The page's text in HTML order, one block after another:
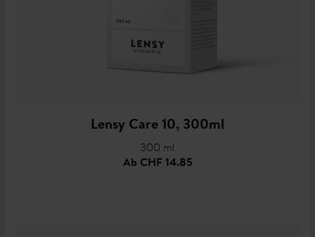
Lensy Care 10, 300ml
300 ml
AbCHF 14.85